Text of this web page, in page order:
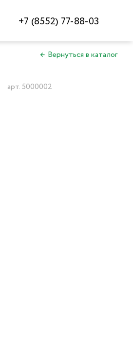
+7 (8552) 77-88-03
← Вернуться в каталог
арт. 5000002